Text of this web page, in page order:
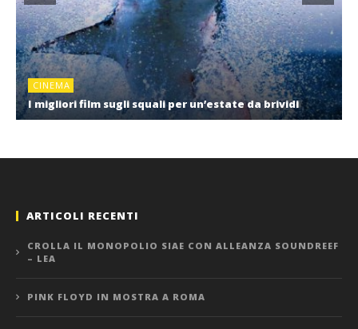
CINEMA
I migliori film sugli squali per un’estate da brividi
ARTICOLI RECENTI
CROLLA IL MONOPOLIO SIAE CON ALLEANZA SOUNDREEF
– LEA
PINK FLOYD IN MOSTRA A ROMA